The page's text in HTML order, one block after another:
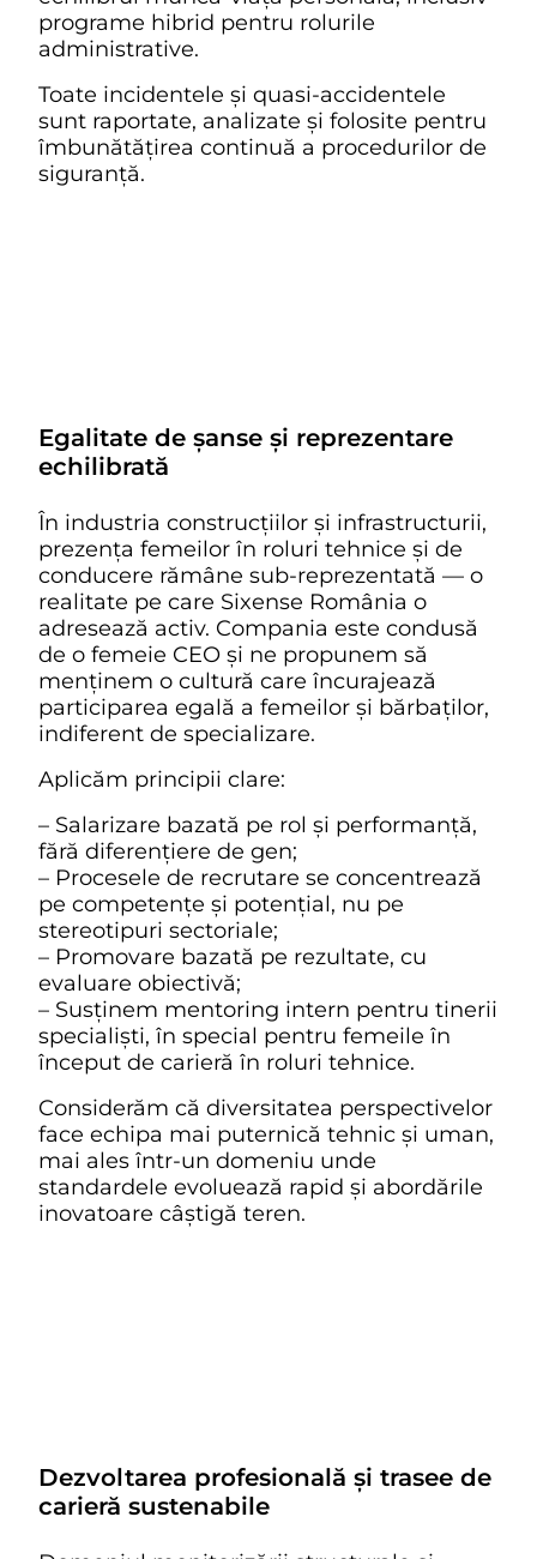
programe hibrid pentru rolurile
administrative.
Toate incidentele și quasi-accidentele
sunt raportate, analizate și folosite pentru
îmbunătățirea continuă a procedurilor de
siguranță.
Egalitate de șanse și reprezentare
echilibrată
În industria construcțiilor și infrastructurii,
prezența femeilor în roluri tehnice și de
conducere rămâne sub-reprezentată — o
realitate pe care Sixense România o
adresează activ. Compania este condusă
de o femeie CEO și ne propunem să
menținem o cultură care încurajează
participarea egală a femeilor și bărbaților,
indiferent de specializare.
Aplicăm principii clare:
– Salarizare bazată pe rol și performanță,
fără diferențiere de gen;
– Procesele de recrutare se concentrează
pe competențe și potențial, nu pe
stereotipuri sectoriale;
– Promovare bazată pe rezultate, cu
evaluare obiectivă;
– Susținem mentoring intern pentru tinerii
specialiști, în special pentru femeile în
început de carieră în roluri tehnice.
Considerăm că diversitatea perspectivelor
face echipa mai puternică tehnic și uman,
mai ales într-un domeniu unde
standardele evoluează rapid și abordările
inovatoare câștigă teren.
Dezvoltarea profesională și trasee de
carieră sustenabile